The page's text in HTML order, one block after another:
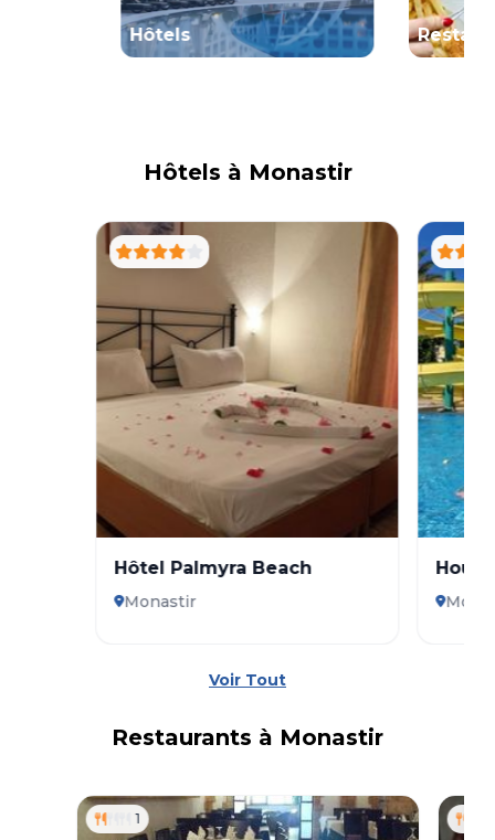
Hôtels
Hôtels à Monastir
Hôtel Palmyra Beach
Monastir
Voir Tout
Restaurants à Monastir
1